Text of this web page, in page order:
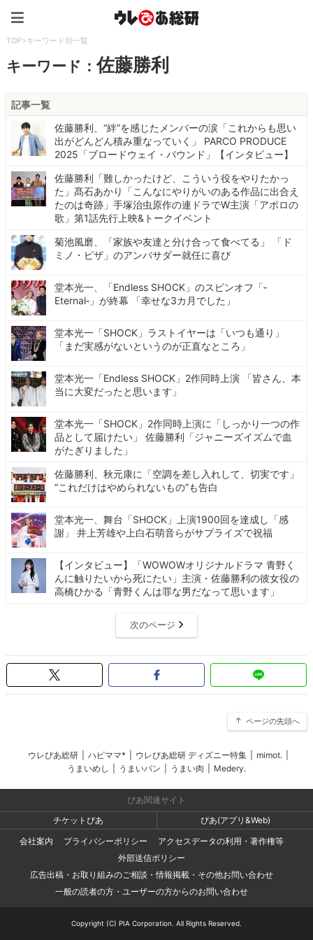
TOP>キーワード別一覧
キーワード：佐藤勝利
記事一覧
佐藤勝利、“絆”を感じたメンバーの涙「これからも思い
出がどんどん積み重なっていく」 PARCO PRODUCE
2025「ブロードウェイ・バウンド」【インタビュー】
佐藤勝利「難しかったけど、こういう役をやりたかっ
た」髙石あかり「こんなにやりがいのある作品に出合え
たのは奇跡」手塚治虫原作の連ドラでW主演「アポロの
歌」第1話先行上映&トークイベント
菊池風磨、「家族や友達と分け合って食べてる」 「ド
ミノ・ピザ」のアンバサダー就任に喜び
堂本光一、「Endless SHOCK」のスピンオフ「‐
Eternal‐」が終幕 「幸せな3カ月でした」
堂本光一「SHOCK」ラストイヤーは「いつも通り」
「まだ実感がないというのが正直なところ」
堂本光一「Endless SHOCK」2作同時上演 「皆さん、本
当に大変だったと思います」
堂本光一「SHOCK」2作同時上演に「しっかり一つの作
品として届けたい」 佐藤勝利「ジャニーズイズムで血
がたぎりました」
佐藤勝利、秋元康に「空調を差し入れして、切実です」
“これだけはやめられないもの”も告白
堂本光一、舞台「SHOCK」上演1900回を達成し「感
謝」 井上芳雄や上白石萌音らがサプライズで祝福
【インタビュー】「WOWOWオリジナルドラマ 青野く
んに触りたいから死にたい」主演・佐藤勝利の彼女役の
高橋ひかる「青野くんは罪な男だなって思います」
次のページ
ページの先頭へ
ウレぴあ総研 ハピママ* ウレぴあ総研 ディズニー特集 mimot.
うまいめし
うまいパン うまい肉 Medery.
ぴあ関連サイト
チケットぴあ
ぴあ(アプリ&Web)
会社案内
プライバシーポリシー
アクセスデータの利用・著作権等
外部送信ポリシー
広告出稿・お取り組みのご相談・情報掲載・その他お問い合わせ
一般の読者の方・ユーザーの方からのお問い合わせ
Copyright (C) PIA Corporation. All Rights Reserved.